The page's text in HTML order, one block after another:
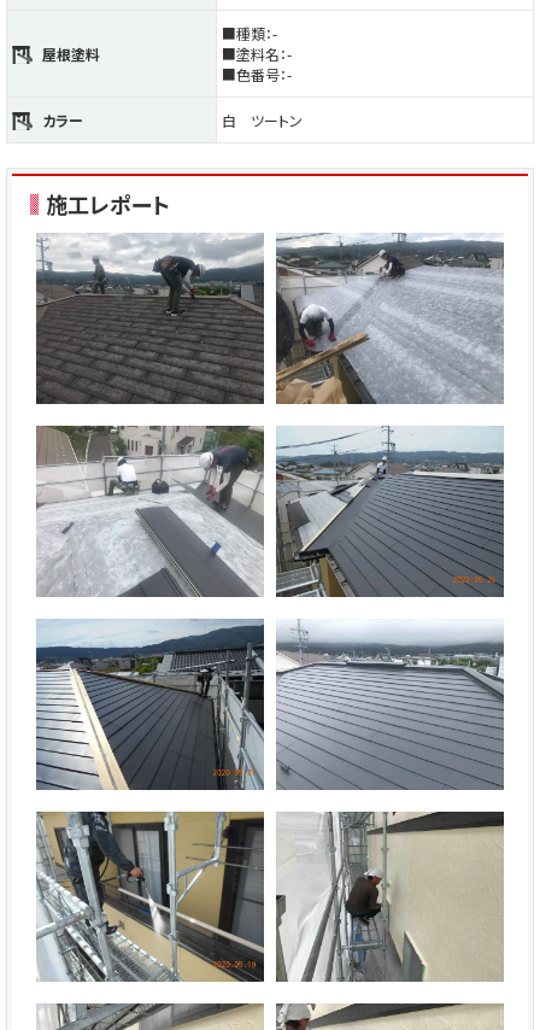
屋根塗料
■種類：-
■塗料名：-
■色番号：-
カラー 白 ツートン
施工レポート